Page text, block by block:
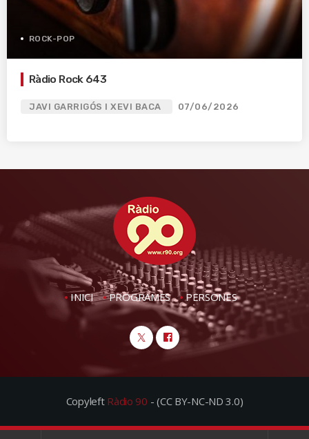
ROCK-POP
Ràdio Rock 643
JAVI GARRIGÓS I XEVI BACA 07/06/2026
INICI PROGRAMES PERSONES
Copyleft Ràdio 90 - (CC BY-NC-ND 3.0)